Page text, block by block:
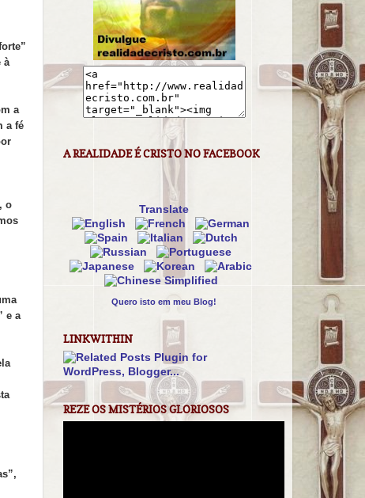
à
a
a fé
o
e a
A REALIDADE É CRISTO NO FACEBOOK
Translate
Quero isto em meu Blog!
LINKWITHIN
REZE OS MISTÉRIOS GLORIOSOS